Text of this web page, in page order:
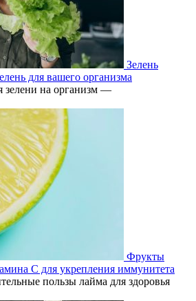
Зелень
для вашего организма
зелени на организм —
Фрукты
С для укрепления иммунитета
пользы лайма для здоровья